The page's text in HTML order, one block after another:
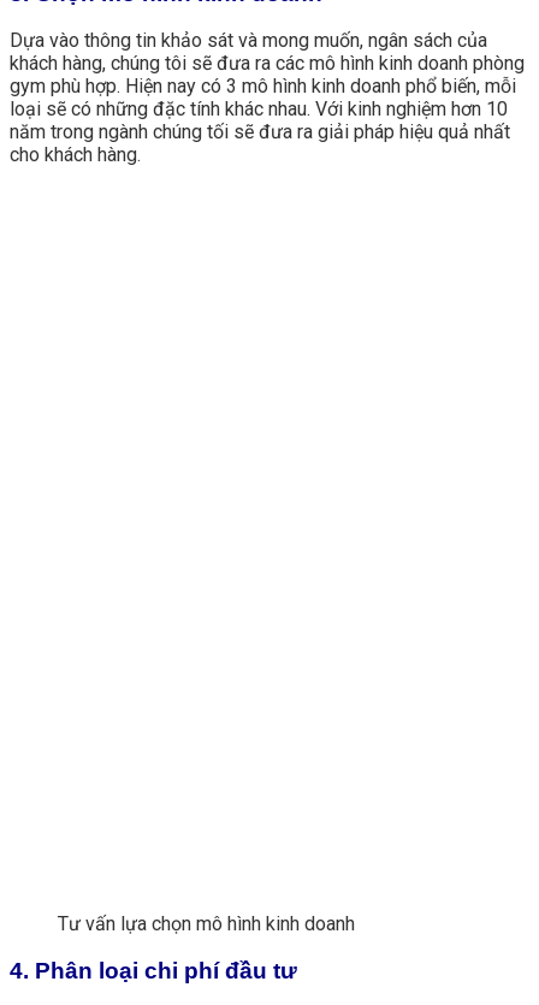
Dựa vào thông tin khảo sát và mong muốn, ngân sách của
khách hàng, chúng tôi sẽ đưa ra các mô hình kinh doanh phòng
gym phù hợp. Hiện nay có 3 mô hình kinh doanh phổ biến, mỗi
loại sẽ có những đặc tính khác nhau. Với kinh nghiệm hơn 10
năm trong ngành chúng tối sẽ đưa ra giải pháp hiệu quả nhất
cho khách hàng.
Tư vấn lựa chọn mô hình kinh doanh
4. Phân loại chi phí đầu tư